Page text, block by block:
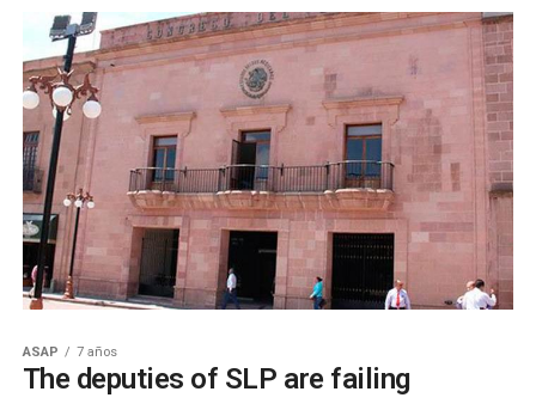
ASAP 7 años
The deputies of SLP are failing